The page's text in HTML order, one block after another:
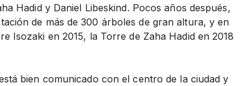
Hadid y Daniel Libeskind. Pocos años después,
de más de 300 árboles de gran altura, y en
Isozaki en 2015, la Torre de Zaha Hadid en 2018
bien comunicado con el centro de la ciudad y